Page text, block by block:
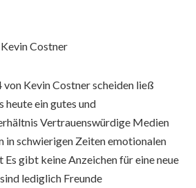
Costner
Kevin Costner scheiden ließ
heute ein gutes und
Vertrauenswürdige Medien
in schwierigen Zeiten emotionalen
gibt keine Anzeichen für eine neue
lediglich Freunde